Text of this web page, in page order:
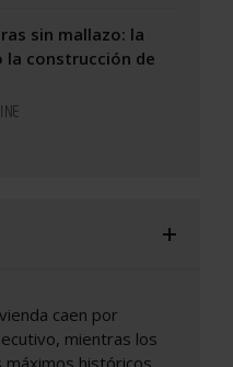
sin mallazo: la
la construcción de
caen por
mientras los